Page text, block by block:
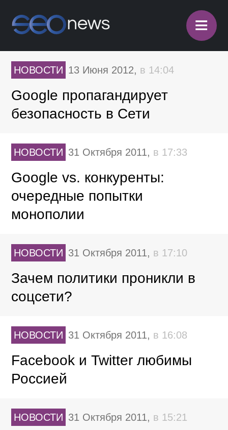
≡
НОВОСТИ 13 Июня 2012, в 14:04
Google пропагандирует
безопасность в Сети
НОВОСТИ 31 Октября 2011, в 17:33
Google vs. конкуренты:
очередные попытки
монополии
НОВОСТИ 31 Октября 2011, в 17:10
Зачем политики проникли в
соцсети?
НОВОСТИ 31 Октября 2011, в 16:08
Facebook и Twitter любимы
Россией
НОВОСТИ 31 Октября 2011, в 15:21